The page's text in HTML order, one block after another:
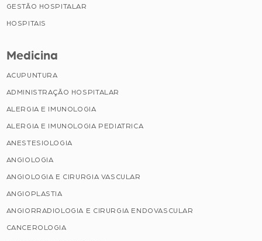
GESTÃO HOSPITALAR
HOSPITAIS
Medicina
ACUPUNTURA
ADMINISTRAÇÃO HOSPITALAR
ALERGIA E IMUNOLOGIA
ALERGIA E IMUNOLOGIA PEDIATRICA
ANESTESIOLOGIA
ANGIOLOGIA
ANGIOLOGIA E CIRURGIA VASCULAR
ANGIOPLASTIA
ANGIORRADIOLOGIA E CIRURGIA ENDOVASCULAR
CANCEROLOGIA